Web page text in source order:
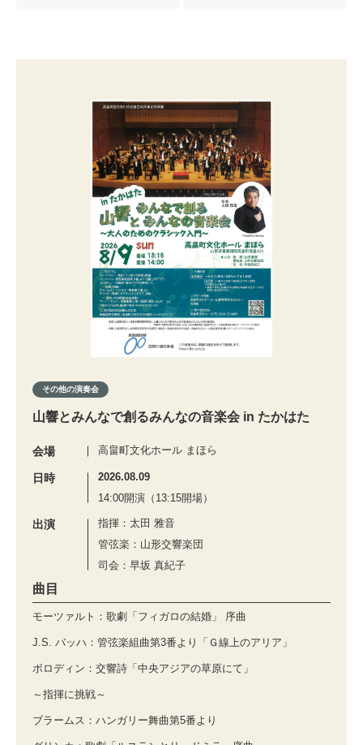
その他の演奏会
山響とみんなで創るみんなの音楽会 in たかはた
会場 高畠町文化ホール まほら
日時
2026.08.09
14:00開演（13:15開場）
出演
指揮：太田 雅音
管弦楽：山形交響楽団
司会：早坂 真紀子
曲目
モーツァルト：歌劇「フィガロの結婚」 序曲
J.S. バッハ：管弦楽組曲第3番より「Ｇ線上のアリア」
ボロディン：交響詩「中央アジアの草原にて」
～指揮に挑戦～
ブラームス：ハンガリー舞曲第5番より